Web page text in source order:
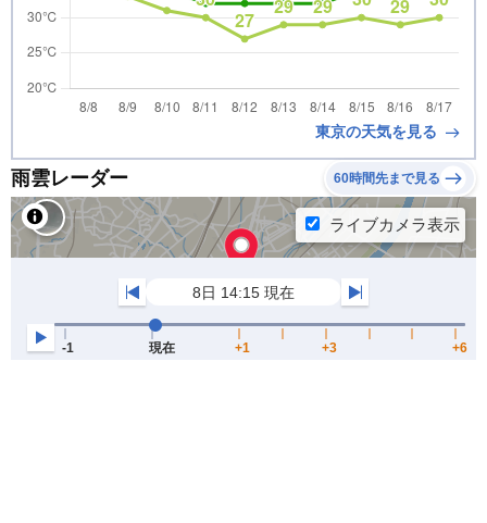
東京の天気を見る
雨雲レーダー 60時間先まで見る